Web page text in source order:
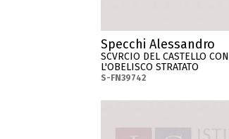
Specchi Alessandro
SCVRCIO DEL CASTELLO CON
L'OBELISCO STRATATO
S-FN39742